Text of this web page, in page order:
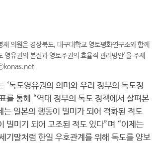
의원은 경상북도, 대구대학교 영토평화연구소와 함께
영유권의 본질과 영토주권의 효율적 관리방안'을 주제
‘독도영유권의 의미와 우리 정부의 독도정
를 통해 “역대 정부의 독도 정책에서 살펴본
는 일본의 행동이 빌미가 되어 격화된 적도
빌미기 되어 고조된 적도 있다”며 “이제는
기말처럼 한일 우호관계를 위해 독도를 양보